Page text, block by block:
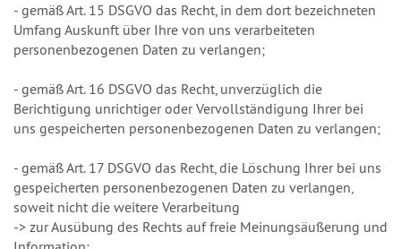
- gemäß Art. 15 DSGVO das Recht, in dem dort bezeichneten
Umfang Auskunft über Ihre von uns verarbeiteten
personenbezogenen Daten zu verlangen;
- gemäß Art. 16 DSGVO das Recht, unverzüglich die
Berichtigung unrichtiger oder Vervollständigung Ihrer bei
uns gespeicherten personenbezogenen Daten zu verlangen;
- gemäß Art. 17 DSGVO das Recht, die Löschung Ihrer bei uns
gespeicherten personenbezogenen Daten zu verlangen,
soweit nicht die weitere Verarbeitung
-> zur Ausübung des Rechts auf freie Meinungsäußerung und